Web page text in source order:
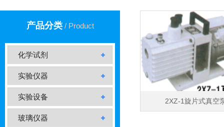
2XZ-1旋片式真空
产品分类/ Product
化学试剂
实验仪器
实验设备
玻璃仪器